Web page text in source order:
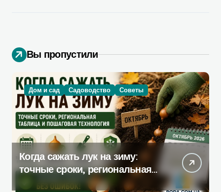
Вы пропустили
Дом и сад Садоводство Советы
Когда сажать лук на зиму:
точные сроки, региональная
таблица и пошаговая